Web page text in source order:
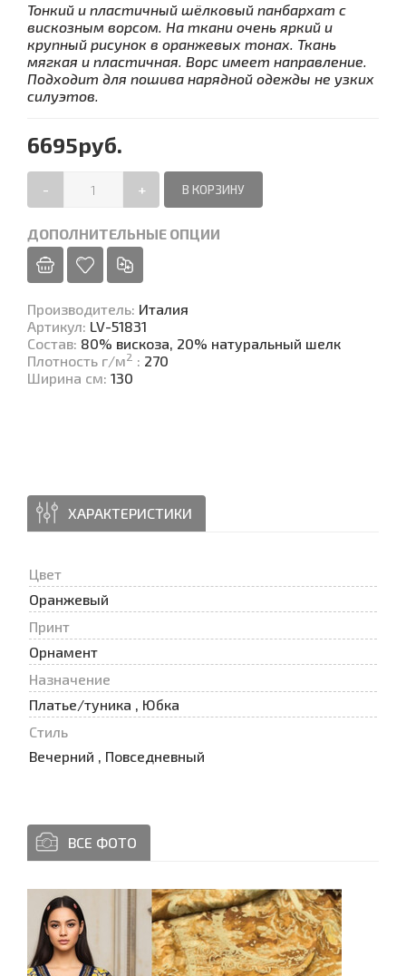
Тонкий и пластичный шёлковый панбархат с
вискозным ворсом. На ткани очень яркий и
крупный рисунок в оранжевых тонах. Ткань
мягкая и пластичная. Ворс имеет направление.
Подходит для пошива нарядной одежды не узких
силуэтов.
6695руб.
- +
ДОПОЛНИТЕЛЬНЫЕ ОПЦИИ
Производитель: Италия
Артикул: LV-51831
Состав: 80% вискоза, 20% натуральный шелк
Плотность г/м2 : 270
Ширина см: 130
ХАРАКТЕРИСТИКИ
Цвет
Оранжевый
Принт
Орнамент
Назначение
Платье/туника , Юбка
Стиль
Вечерний , Повседневный
ВСЕ ФОТО